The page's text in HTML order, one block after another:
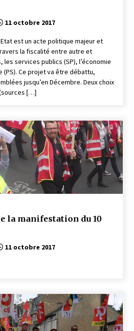
11 octobre 2017
est un acte politique majeur et
la fiscalité entre autre et
services publics (SP), l’économie
Ce projet va être débattu,
jusqu’en Décembre. Deux choix
[…]
la manifestation du 10
11 octobre 2017